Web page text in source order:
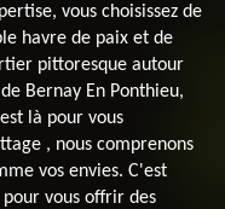
vous choisissez de
havre de paix et de
pittoresque autour
Bernay En Ponthieu,
là pour vous
, nous comprenons
vos envies. C'est
vous offrir des